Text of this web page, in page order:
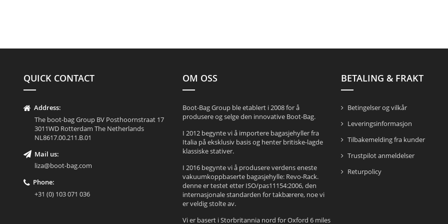
QUICK CONTACT
Address:
The boot-bag Group BV Posthoornstraat 17
3011WD Rotterdam The Netherlands
NL8617.00.211.B.01
Mail us:
liza@boot-bag.com
Phone:
+31 (0) 103 071 036
OM OSS
Boot-Bag Group ble etablert i 2008 for å
produsere og selge den innovative Boot-Bag.
I 2012 begynte vi å importere bagasjehyller fra
Italia på eksklusiv basis og henter britiske-lagde
klassiske stativer.
I 2016 begynte vi å produsere verdens eneste
vakuumkoppbaserte bagasjehylle: Revo-Rack.
denne er testet etter ISO/pas11154:2006, den
internasjonale standarden for takbærere, noe vi
er veldig stolte av.
Vi er basert i Storbritannia nord for Oxford 6 miles
BETALING & FRAKT
Betingelser og vilkår
Leveringsinformasjon
Tilbakemelding fra kunder
Trustpilot anmeldelser
Returpolicy